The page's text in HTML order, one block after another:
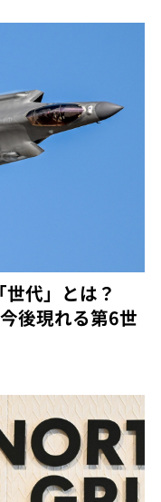
世代」とは？
後現れる第6世